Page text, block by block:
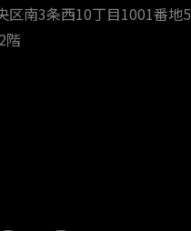
区南3条西10丁目1001番地5
階